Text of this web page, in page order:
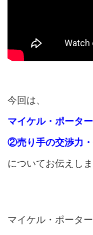
今回は、
マイケル・ポータ
②売り手の交渉力
についてお伝えしま
マイケル・ポータ